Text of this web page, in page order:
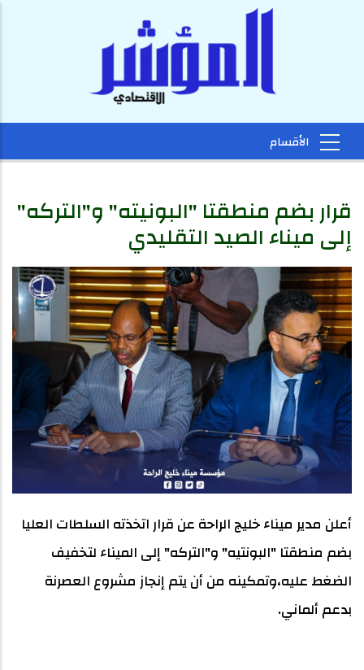
قرار بضم منطقتا "البونيته" و"التركه"
إلى ميناء الصيد التقليدي
أعلن مدير ميناء خليج الراحة عن قرار اتخذته السلطات العليا
بضم منطقتا "البونتيه" و"التركه" إلى الميناء لتخفيف
الضغط عليه،وتمكينه من أن يتم إنجاز مشروع العصرنة
بدعم ألماني.